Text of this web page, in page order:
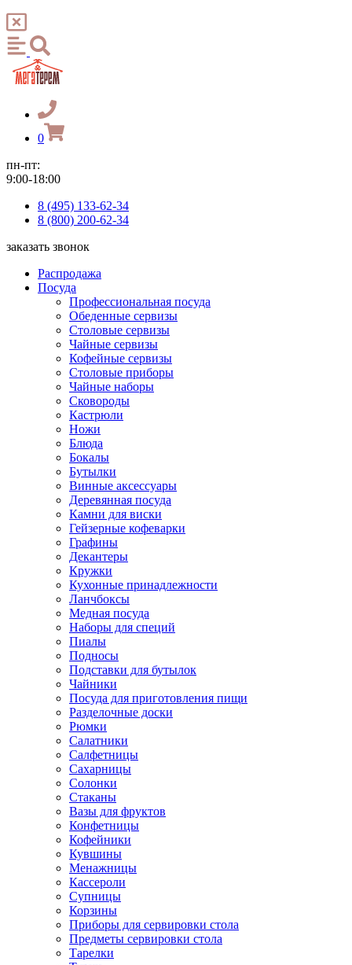
0
пн-пт:
9:00-18:00
8 (495) 133-62-34
8 (800) 200-62-34
заказать звонок
Распродажа
Посуда
Профессиональная посуда
Обеденные сервизы
Столовые сервизы
Чайные сервизы
Кофейные сервизы
Столовые приборы
Чайные наборы
Сковороды
Кастрюли
Ножи
Блюда
Бокалы
Бутылки
Винные аксессуары
Деревянная посуда
Камни для виски
Гейзерные кофеварки
Графины
Декантеры
Кружки
Кухонные принадлежности
Ланчбоксы
Медная посуда
Наборы для специй
Пиалы
Подносы
Подставки для бутылок
Чайники
Посуда для приготовления пищи
Разделочные доски
Рюмки
Салатники
Салфетницы
Сахарницы
Солонки
Стаканы
Вазы для фруктов
Конфетницы
Кофейники
Кувшины
Менажницы
Кассероли
Супницы
Корзины
Приборы для сервировки стола
Предметы сервировки стола
Тарелки